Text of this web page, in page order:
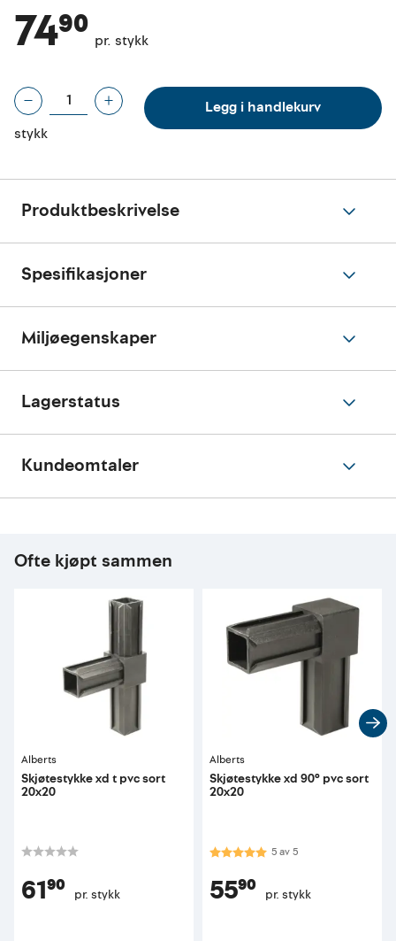
74⁹⁰ pr. stykk
stykk
Legg i handlekurv
Produktbeskrivelse
Spesifikasjoner
Miljøegenskaper
Lagerstatus
Kundeomtaler
Ofte kjøpt sammen
Alberts
Skjøtestykke xd t pvc sort
20x20
61⁹⁰ pr. stykk
Alberts
Skjøtestykke xd 90° pvc sort
20x20
Karakter:5.0 av 5 mulige
5av5
55⁹⁰ pr. stykk